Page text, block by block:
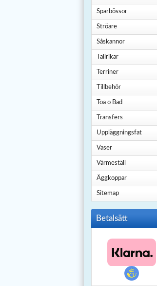
Sparbössor
Ströare
Såskannor
Tallrikar
Terriner
Tillbehör
Toa o Bad
Transfers
Uppläggningsfat
Vaser
Värmeställ
Äggkoppar
Sitemap
Betalsätt